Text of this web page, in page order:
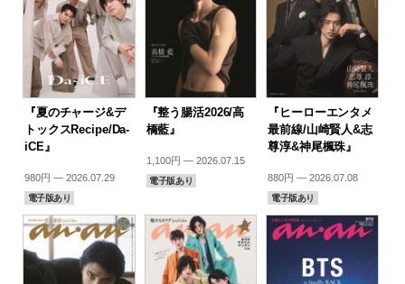
『夏のチャージ&デ
トックスRecipe/Da-
iCE』
980円 — 2026.07.29
電子版あり
『整う腸活2026/高
橋藍』
1,100円 — 2026.07.15
電子版あり
『ヒーローエンタメ
最前線/山崎賢人&志
尊淳&神尾楓珠』
880円 — 2026.07.08
電子版あり